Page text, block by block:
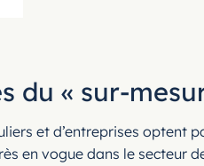
du « sur-
et d’entreprises optent
en vogue dans le secteur